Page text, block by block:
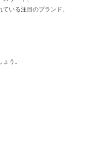
いる注目のブランド。
う。